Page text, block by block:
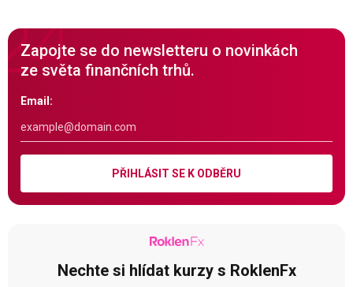
Zapojte se do newsletteru o novinkách
ze světa finančních trhů.
Email:
PŘIHLÁSIT SE K ODBĚRU
Nechte si hlídat kurzy s RoklenFx